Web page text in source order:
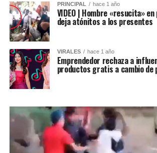
PRINCIPAL hace 1 año
VIDEO | Hombre «resucita»
deja atónitos a los presentes
VIRALES hace 1 año
Emprendedor rechaza a
productos gratis a cambio de